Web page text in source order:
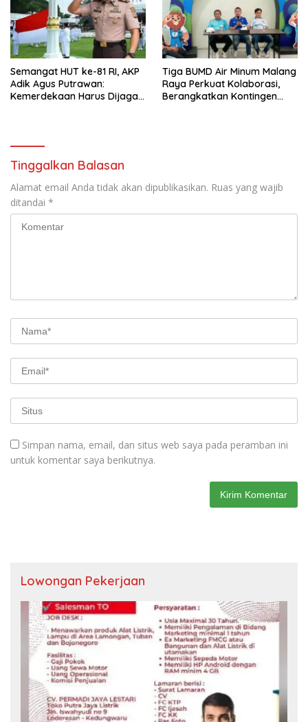
Semangat HUT ke-81 RI, AKP
Adik Agus Putrawan:
Kemerdekaan Harus Dijaga
Tiga BUMD Air Minum Malang
Raya Perkuat Kolaborasi,
Berangkatkan Kontingen
Tinggalkan Balasan
Alamat email Anda tidak akan dipublikasikan. Ruas yang wajib
ditandai *
Simpan nama, email, dan situs web saya pada peramban ini
untuk komentar saya berikutnya.
Lowongan Pekerjaan